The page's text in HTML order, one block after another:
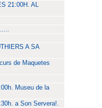
21:00H. AL
A SA
de Maquetes
Museu de la
a Son Servera!.